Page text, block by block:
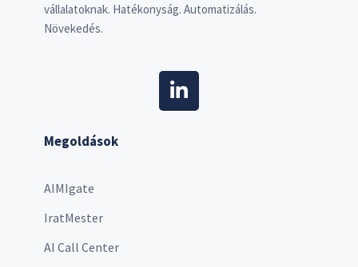
vállalatoknak. Hatékonyság. Automatizálás.
Növekedés.
Megoldások
AIMIgate
IratMester
AI Call Center